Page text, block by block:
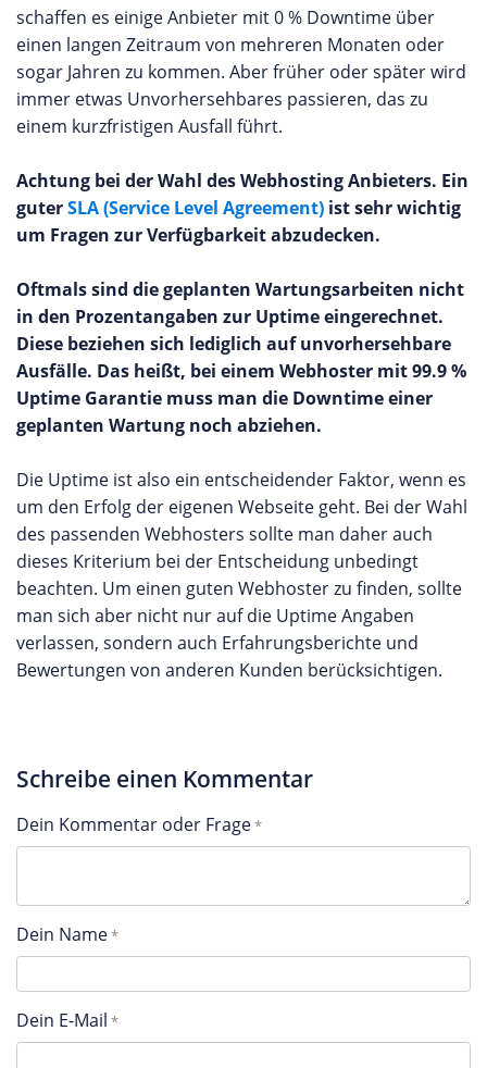
schaffen es einige Anbieter mit 0 % Downtime über
einen langen Zeitraum von mehreren Monaten oder
sogar Jahren zu kommen. Aber früher oder später wird
immer etwas Unvorhersehbares passieren, das zu
einem kurzfristigen Ausfall führt.
Achtung bei der Wahl des Webhosting Anbieters. Ein
guterSLA (Service Level Agreement) ist sehr wichtig
um Fragen zur Verfügbarkeit abzudecken.
Oftmals sind die geplanten Wartungsarbeiten nicht
in den Prozentangaben zur Uptime eingerechnet.
Diese beziehen sich lediglich auf unvorhersehbare
Ausfälle. Das heißt, bei einem Webhoster mit 99.9 %
Uptime Garantie muss man die Downtime einer
geplanten Wartung noch abziehen.
Die Uptime ist also ein entscheidender Faktor, wenn es
um den Erfolg der eigenen Webseite geht. Bei der Wahl
des passenden Webhosters sollte man daher auch
dieses Kriterium bei der Entscheidung unbedingt
beachten. Um einen guten Webhoster zu finden, sollte
man sich aber nicht nur auf die Uptime Angaben
verlassen, sondern auch Erfahrungsberichte und
Bewertungen von anderen Kunden berücksichtigen.
Schreibe einen Kommentar
Dein Kommentar oder Frage
Dein Name
Dein E-Mail